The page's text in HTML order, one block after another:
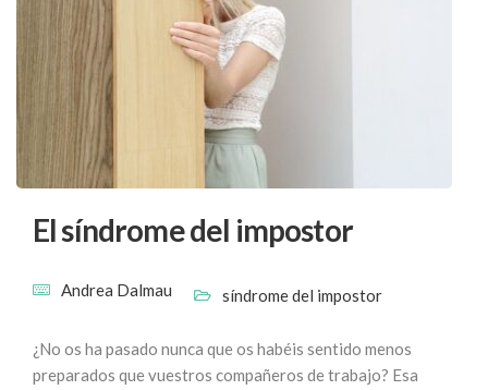
El síndrome del impostor
Andrea Dalmau síndrome del impostor
¿No os ha pasado nunca que os habéis sentido menos
preparados que vuestros compañeros de trabajo? Esa